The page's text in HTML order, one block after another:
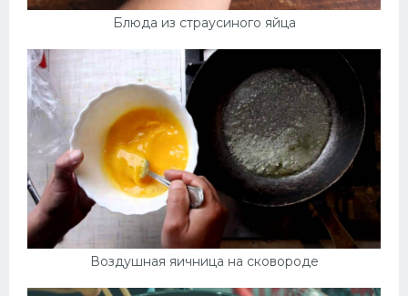
Блюда из страусиного яйца
Воздушная яичница на сковороде